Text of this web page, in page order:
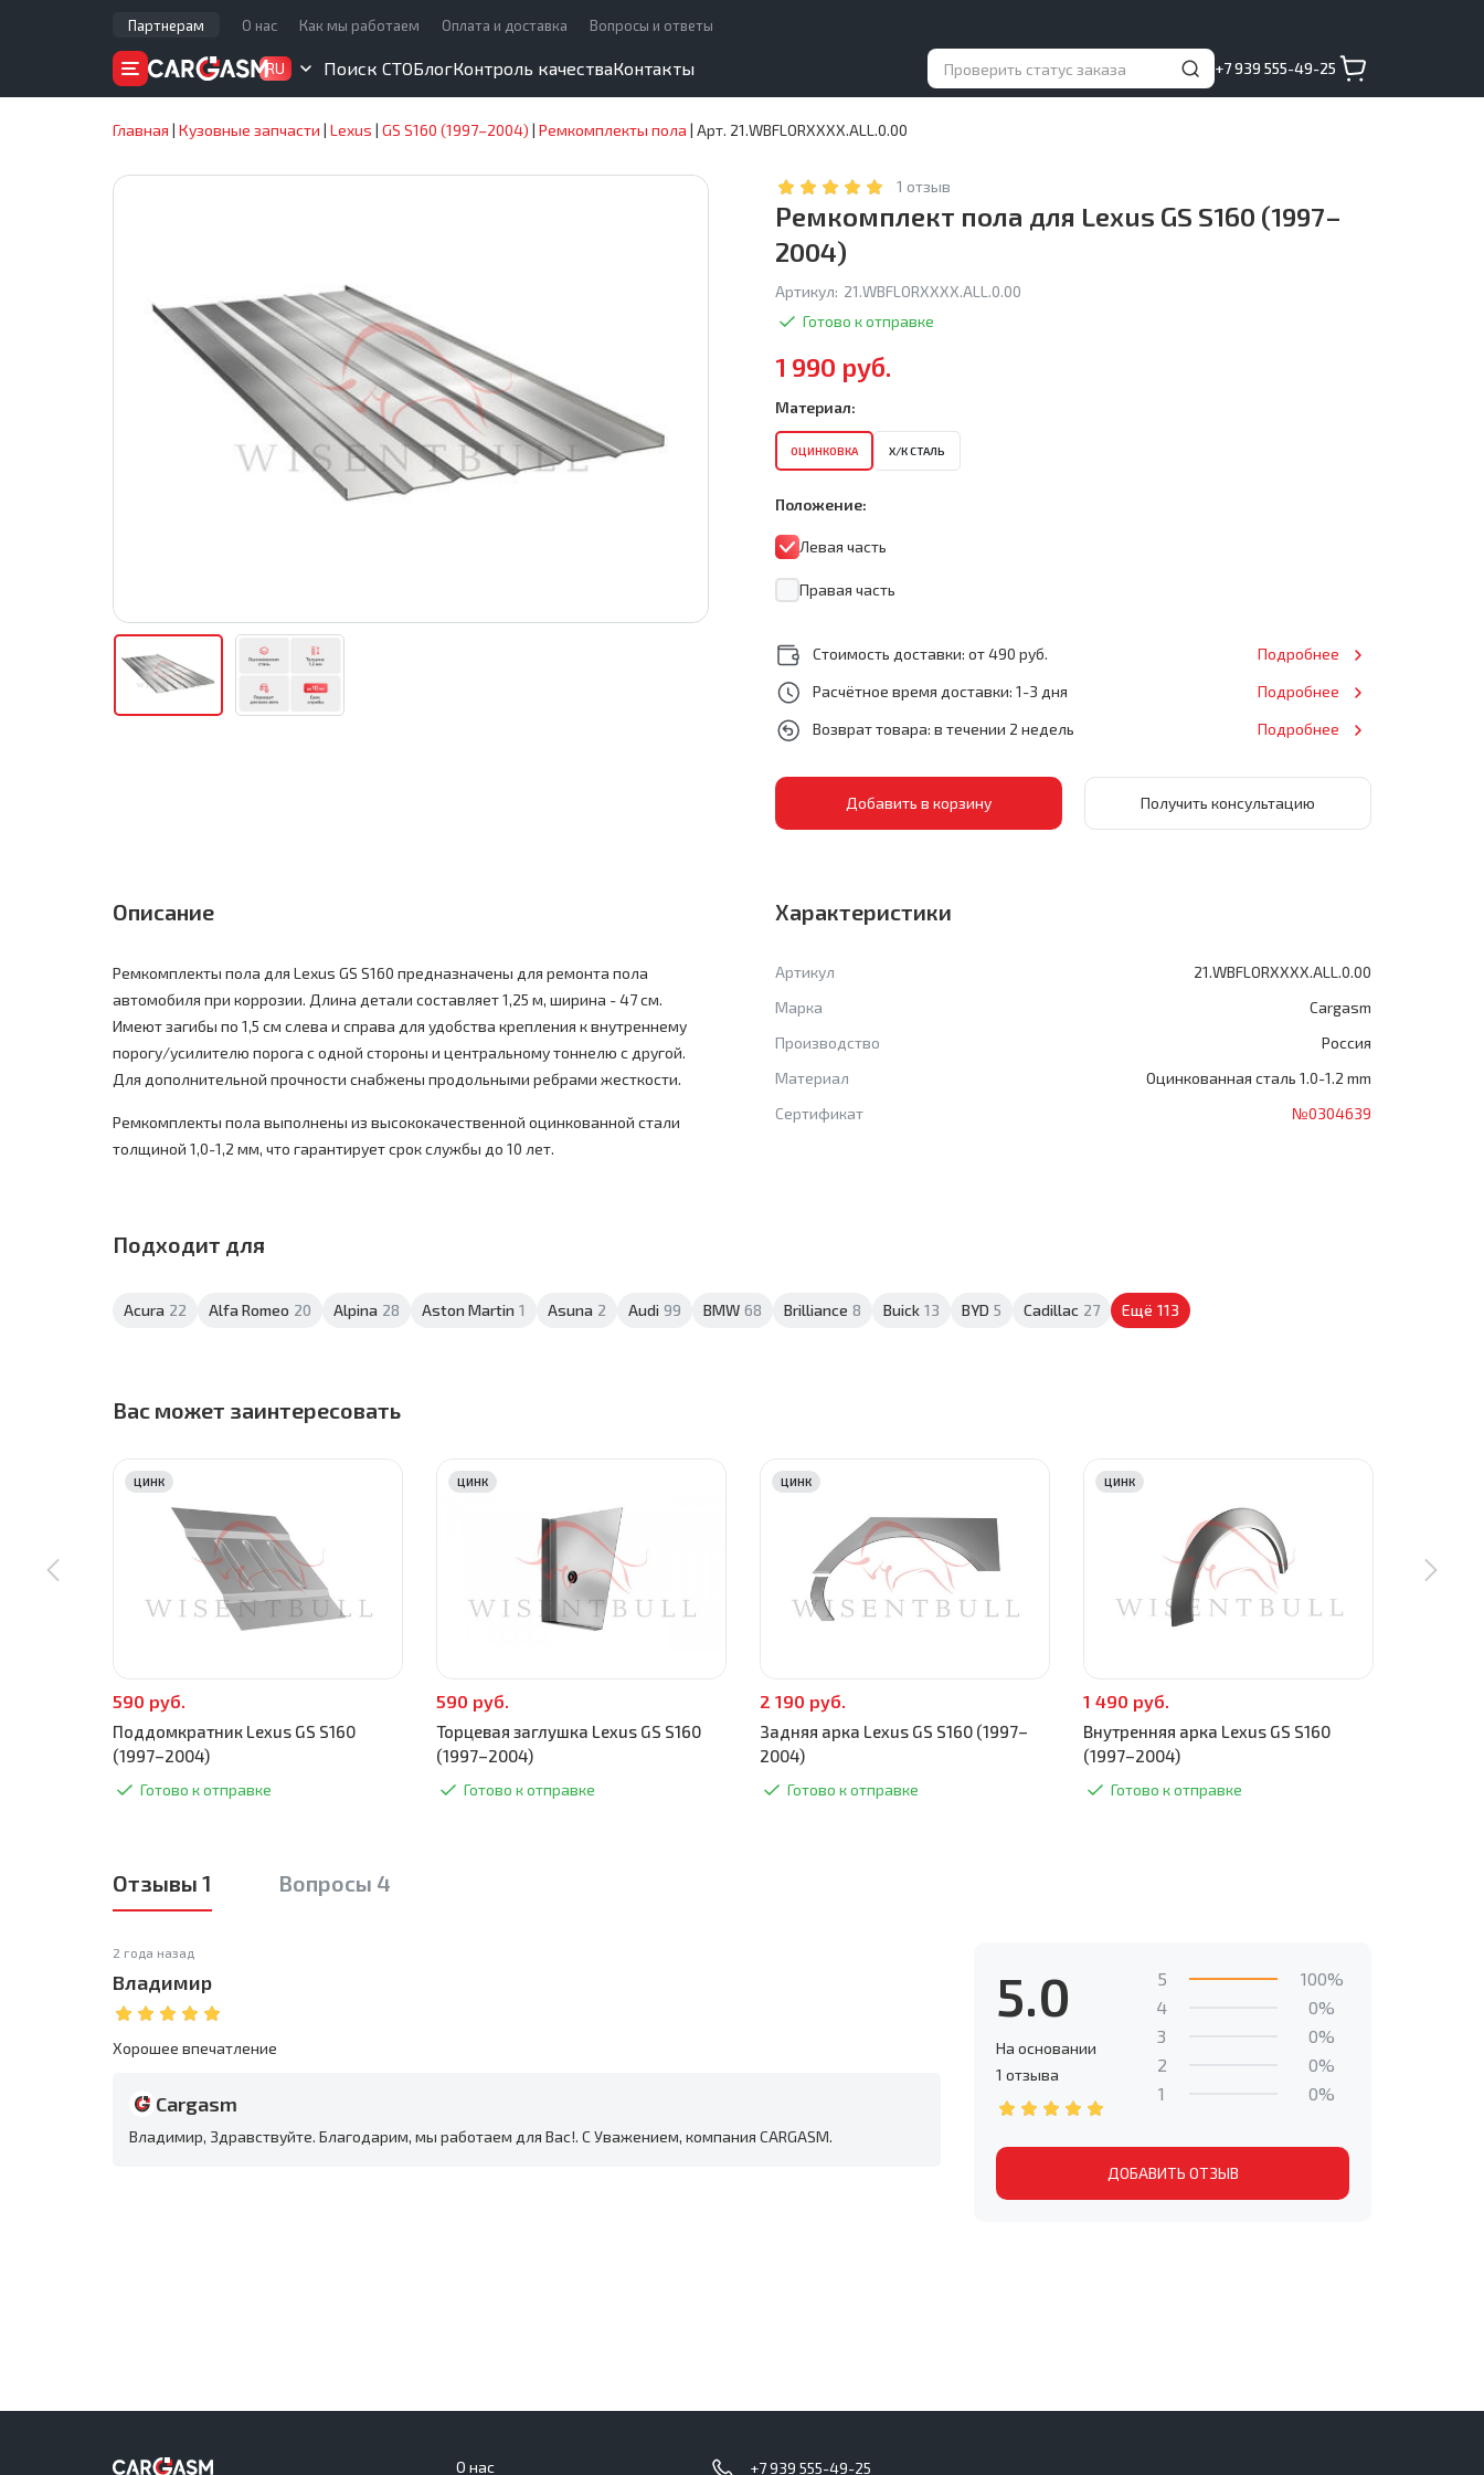
Партнерам О нас Как мы работаем Оплата и доставка Вопросы и ответы
RU Поиск СТОБлогКонтроль качестваКонтакты +7 939 555-49-25
Главная | Кузовные запчасти | Lexus | GS S160 (1997–2004) | Ремкомплекты пола | Арт. 21.WBFLORXXXX.ALL.0.00
1 отзыв
Ремкомплект пола для Lexus GS S160 (1997–
2004)
Артикул: 21.WBFLORXXXX.ALL.0.00
Готово к отправке
1 990 руб.
Материал:
ОЦИНКОВКА Х/К СТАЛЬ
Положение:
Левая часть
Правая часть
Стоимость доставки: от 490 руб.
Подробнее
Расчётное время доставки: 1-3 дня
Подробнее
Возврат товара: в течении 2 недель
Подробнее
Получить консультацию
Описание
Ремкомплекты пола для Lexus GS S160 предназначены для ремонта пола
автомобиля при коррозии. Длина детали составляет 1,25 м, ширина - 47 см.
Имеют загибы по 1,5 см слева и справа для удобства крепления к внутреннему
порогу/усилителю порога с одной стороны и центральному тоннелю с другой.
Для дополнительной прочности снабжены продольными ребрами жесткости.
Ремкомплекты пола выполнены из высококачественной оцинкованной стали
толщиной 1,0-1,2 мм, что гарантирует срок службы до 10 лет.
Характеристики
Артикул
21.WBFLORXXXX.ALL.0.00
Марка
Cargasm
Производство
Россия
Материал
Оцинкованная сталь 1.0-1.2 mm
Сертификат
№0304639
Подходит для
Acura 22 Alfa Romeo 20 Alpina 28 Aston Martin 1 Asuna 2 Audi 99 BMW 68 Brilliance 8 Buick 13 BYD 5 Cadillac 27 Ещё 113
Вас может заинтересовать
590 руб.
Поддомкратник Lexus GS S160
(1997–2004)
Готово к отправке
ЦИНК
590 руб.
Торцевая заглушка Lexus GS S160
(1997–2004)
Готово к отправке
ЦИНК
2 190 руб.
Задняя арка Lexus GS S160 (1997–
2004)
Готово к отправке
ЦИНК
1 490 руб.
Внутренняя арка Lexus GS S160
(1997–2004)
Готово к отправке
ЦИНК
Отзывы 1 Вопросы 4
5.0
На основании
1 отзыва
5
100%
4
0%
3
0%
2
0%
1
0%
ДОБАВИТЬ ОТЗЫВ
2 года назад
Владимир
Хорошее впечатление
Cargasm
Владимир, Здравствуйте. Благодарим, мы работаем для Вас!. С Уважением, компания CARGASM.
О нас +7 939 555-49-25